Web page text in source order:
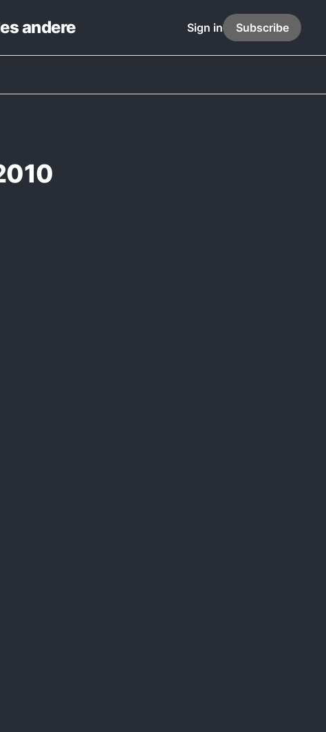
andere Sign in Subscribe